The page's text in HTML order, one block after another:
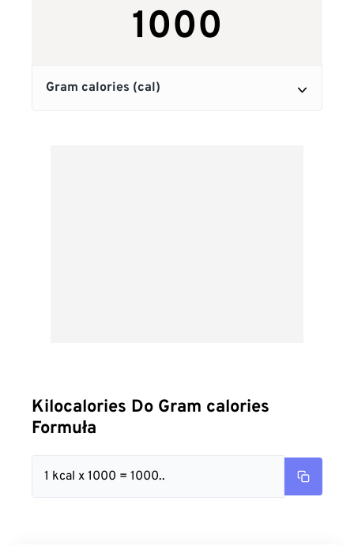
Kilocalories Do Gram calories
Formuła
1 kcal x 1000 = 1000..